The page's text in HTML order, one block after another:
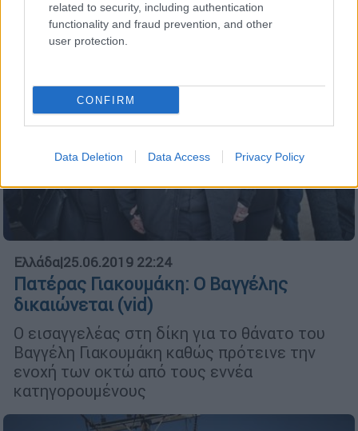
related to security, including authentication
functionality and fraud prevention, and other
user protection.
CONFIRM
Data Deletion Data Access Privacy Policy
Ελλάδα|25.06.2019 22:24
Πατέρας Γιακουμάκη: Ο Βαγγέλης
δικαιώνεται (vid)
Ο εισαγγελέας στη δίκη για το θάνατο του
Βαγγέλη Γιακουμάκη καθώς πρότεινε την
ενοχή των οκτώ από τους εννέα
κατηγορουμένους